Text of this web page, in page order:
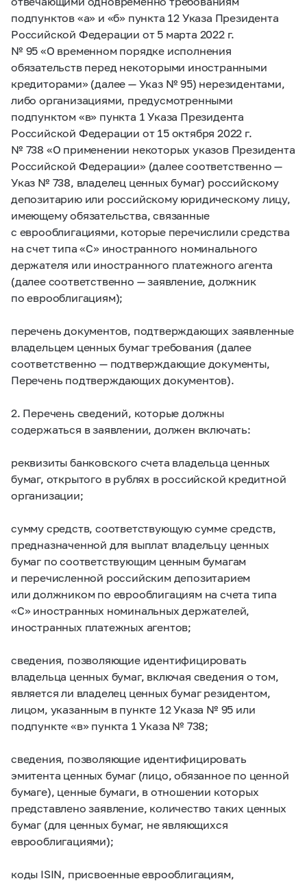
подпунктов «а» и «б» пункта 12 Указа Президента
Российской Федерации от 5 марта 2022 г.
№ 95 «О временном порядке исполнения
обязательств перед некоторыми иностранными
кредиторами» (далее — Указ № 95) нерезидентами,
либо организациями, предусмотренными
подпунктом «в» пункта 1 Указа Президента
Российской Федерации от 15 октября 2022 г.
№ 738 «О применении некоторых указов Президента
Российской Федерации» (далее соответственно —
Указ № 738, владелец ценных бумаг) российскому
депозитарию или российскому юридическому лицу,
имеющему обязательства, связанные
с еврооблигациями, которые перечислили средства
на счет типа «С» иностранного номинального
держателя или иностранного платежного агента
(далее соответственно — заявление, должник
по еврооблигациям);
перечень документов, подтверждающих заявленные
владельцем ценных бумаг требования (далее
соответственно — подтверждающие документы,
Перечень подтверждающих документов).
2. Перечень сведений, которые должны
содержаться в заявлении, должен включать:
реквизиты банковского счета владельца ценных
бумаг, открытого в рублях в российской кредитной
организации;
сумму средств, соответствующую сумме средств,
предназначенной для выплат владельцу ценных
бумаг по соответствующим ценным бумагам
и перечисленной российским депозитарием
или должником по еврооблигациям на счета типа
«С» иностранных номинальных держателей,
иностранных платежных агентов;
сведения, позволяющие идентифицировать
владельца ценных бумаг, включая сведения о том,
является ли владелец ценных бумаг резидентом,
лицом, указанным в пункте 12 Указа № 95 или
подпункте «в» пункта 1 Указа № 738;
сведения, позволяющие идентифицировать
эмитента ценных бумаг (лицо, обязанное по ценной
бумаге), ценные бумаги, в отношении которых
представлено заявление, количество таких ценных
бумаг (для ценных бумаг, не являющихся
еврооблигациями);
коды ISIN, присвоенные еврооблигациям,